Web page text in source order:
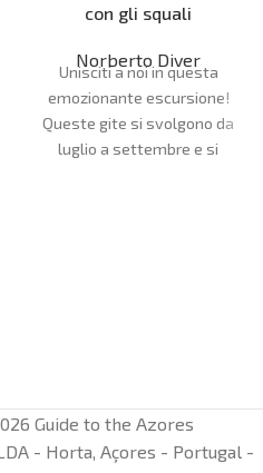
con gli squali
Norberto Diver
Unisciti a noi in questa
emozionante escursione!
Queste gite si svolgono da
luglio a settembre e si
in cui hai la possibilità di
entrare nel mondo di questo
incredibile predatore.
Guide to the Azores
- Horta, Açores - Portugal -